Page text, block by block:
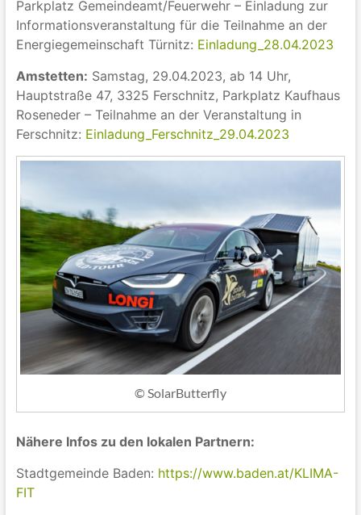
Parkplatz Gemeindeamt/Feuerwehr – Einladung zur
Informationsveranstaltung für die Teilnahme an der
Energiegemeinschaft Türnitz: Einladung_28.04.2023
Amstetten: Samstag, 29.04.2023, ab 14 Uhr,
Hauptstraße 47, 3325 Ferschnitz, Parkplatz Kaufhaus
Roseneder – Teilnahme an der Veranstaltung in
Ferschnitz: Einladung_Ferschnitz_29.04.2023
© SolarButterfly
Nähere Infos zu den lokalen Partnern:
Stadtgemeinde Baden: https://www.baden.at/KLIMA-
FIT